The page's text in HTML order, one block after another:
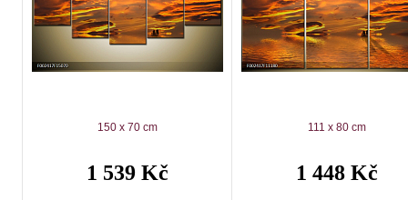
150 x 70 cm
1 539 Kč
111 x 80 cm
1 448 Kč